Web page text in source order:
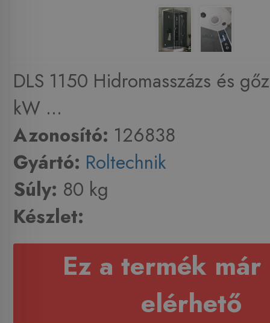
DLS 1150 Hidromasszázs és
kW ...
Azonosító: 126838
Gyártó: Roltechnik
Súly: 80 kg
Készlet:
Ez a termék már
elérhető